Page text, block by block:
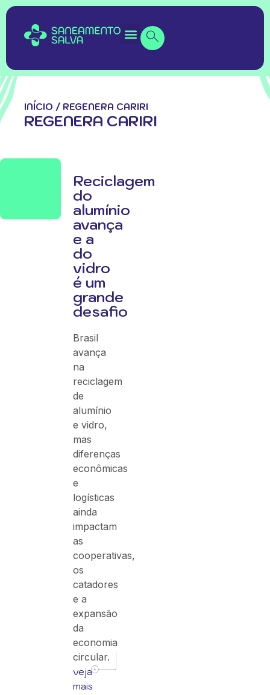
INÍCIO / REGENERA CARIRI
REGENERA CARIRI
Reciclagem
do
alumínio
avança
e a
do
vidro
é um
grande
desafio
Brasil
avança
na
reciclagem
de
alumínio
e vidro,
mas
diferenças
econômicas
e
logísticas
ainda
impactam
as
cooperativas,
os
catadores
e a
expansão
da
economia
circular.
veja
mais